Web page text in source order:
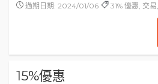
過期日期: 2024/01/06 31% 優惠, 交
15%優惠